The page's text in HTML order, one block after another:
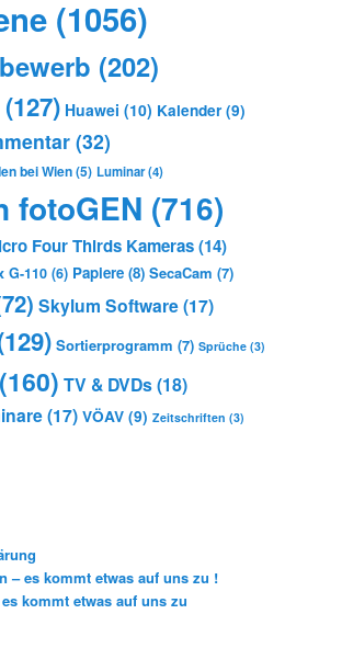
(1056)
(202)
(127) Huawei (10) Kalender (9)
(32)
bei Wien(5) Luminar(4)
fotoGEN (716)
Four Thirds Kameras(14)
G-110 (6) Papiere (8) SecaCam (7)
Skylum Software(17)
Sortierprogramm (7) Sprüche (3)
(160) TV & DVDs(18)
(17) VÖAV (9) Zeitschriften (3)
– es kommt etwas auf uns zu !
kommt etwas auf uns zu